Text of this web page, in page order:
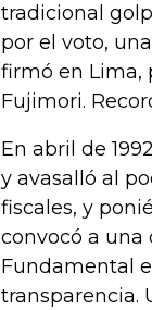
tradicional
por el voto,
firmó en Lima,
Fujimori.
En abril de
y avasalló al
fiscales, y
convocó a una
Fundamental
transparencia.